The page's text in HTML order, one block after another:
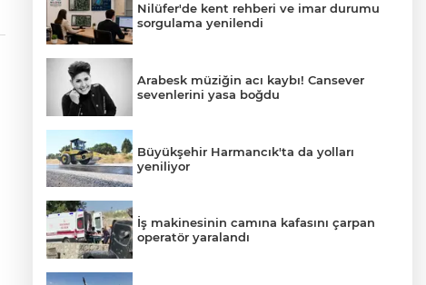
Nilüfer'de kent rehberi ve imar durumu
sorgulama yenilendi
Arabesk müziğin acı kaybı! Cansever
sevenlerini yasa boğdu
Büyükşehir Harmancık'ta da yolları
yeniliyor
İş makinesinin camına kafasını çarpan
operatör yaralandı